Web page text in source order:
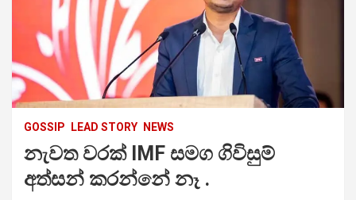
GOSSIP LEAD STORY NEWS
නැවත වරක් IMF සමග ගිවිසුම්
අත්සන් කරන්නේ නෑ .